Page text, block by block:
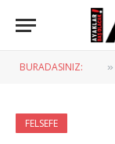
BURADASINIZ: »
FELSEFE